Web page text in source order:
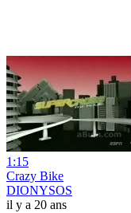
1:15
Crazy Bike
DIONYSOS
il y a 20 ans